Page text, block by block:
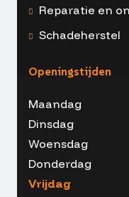
Reparatie en
Schadeherstel
Openingstijden
Maandag
Dinsdag
Woensdag
Donderdag
Vrijdag